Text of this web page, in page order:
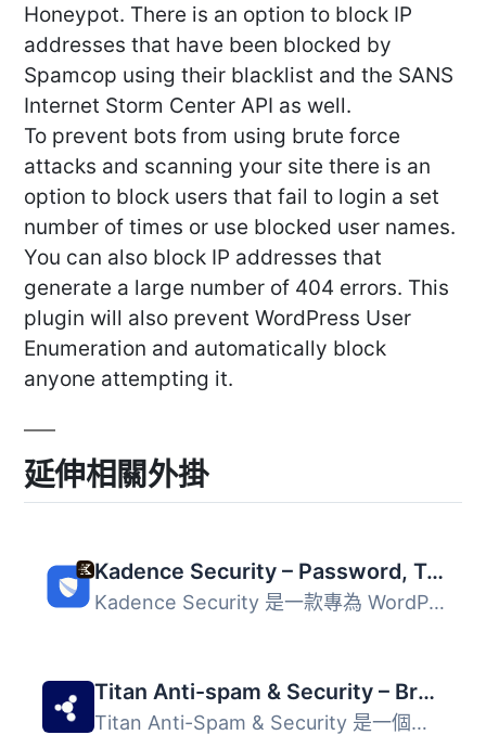
Honeypot. There is an option to block IP
addresses that have been blocked by
Spamcop using their blacklist and the SANS
Internet Storm Center API as well.
To prevent bots from using brute force
attacks and scanning your site there is an
option to block users that fail to login a set
number of times or use blocked user names.
You can also block IP addresses that
generate a large number of 404 errors. This
plugin will also prevent WordPress User
Enumeration and automatically block
anyone attempting it.
延伸相關外掛
Kadence Security – Password, Two Factor Authentication, and Brute Force Protection
Kadence Security 是一款專為 WordPress 網站設計的安全外掛...
Titan Anti-spam & Security – Brute Force Protection, 2FA & Spam Filter
Titan Anti-Spam & Security 是一個完整的保護解決方案，...